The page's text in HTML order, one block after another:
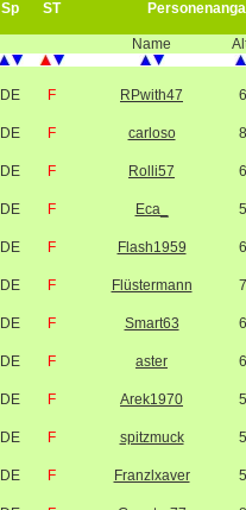
Sp ST
Name
DE F RPwith47
DE F carloso
DE F Rolli57
DE F Eca_
DE F Flash1959
DE F Flüstermann
DE F Smart63
DE F aster
DE F Arek1970
DE F spitzmuck
DE F Franzlxaver